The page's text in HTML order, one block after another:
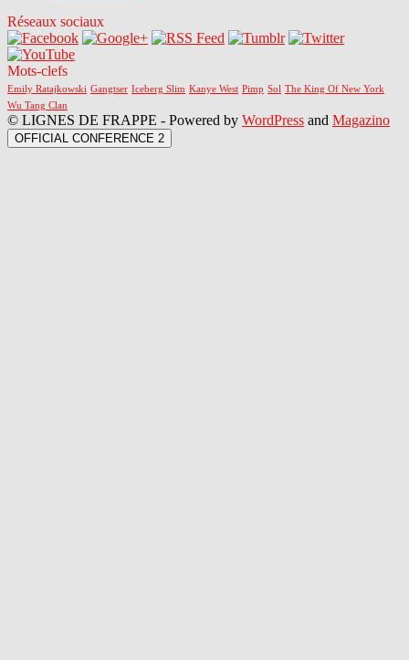
Réseaux sociaux
Mots-clefs
Emily Ratajkowski Gangtser Iceberg Slim Kanye West Pimp Sol The King Of New York
Wu Tang Clan
© LIGNES DE FRAPPE - Powered by WordPress and Magazino
OFFICIAL CONFERENCE 2